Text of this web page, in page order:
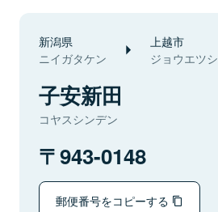
新潟県
ニイガタケン
上越市
ジョウエツシ
子安新田
コヤスシンデン
943-0148
郵便番号をコピーする